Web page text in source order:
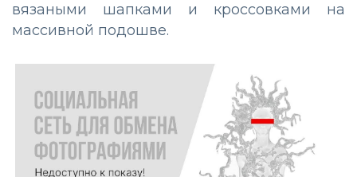
вязаными шапками и кроссовками на
массивной подошве.